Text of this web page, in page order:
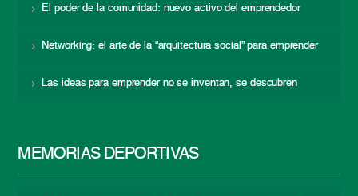
El poder de la comunidad: nuevo activo del emprendedor
Networking: el arte de la “arquitectura social” para emprender
Las ideas para emprender no se inventan, se descubren
MEMORIAS DEPORTIVAS